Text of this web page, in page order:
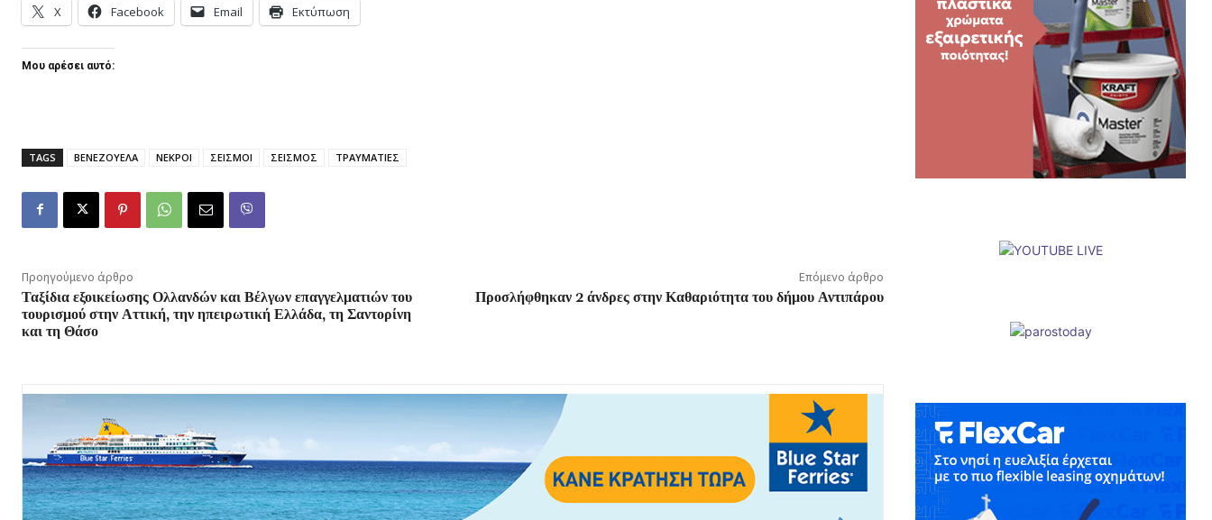
X Facebook Email Εκτύπωση
Μου αρέσει αυτό:
TAGS ΒΕΝΕΖΟΥΕΛΑ ΝΕΚΡΟΙ ΣΕΙΣΜΟΙ ΣΕΙΣΜΟΣ ΤΡΑΥΜΑΤΙΕΣ
Προηγούμενο άρθρο
Ταξίδια εξοικείωσης Ολλανδών και Βέλγων επαγγελματιών του
τουρισμού στην Αττική, την ηπειρωτική Ελλάδα, τη Σαντορίνη
και τη Θάσο
Επόμενο άρθρο
Προσλήφθηκαν 2 άνδρες στην Καθαριότητα του δήμου Αντιπάρου